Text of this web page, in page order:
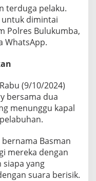
terduga pelaku.
dimintai
Polres Bulukumba,
WhatsApp.
(9/10/2024)
bersama dua
menunggu kapal
Basman
mereka dengan
yang
suara berisik.